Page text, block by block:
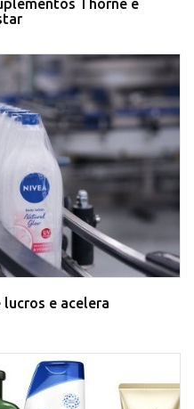
Thorne e
e acelera